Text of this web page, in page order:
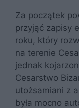
Za początek
przyjąć zapisy
roku, który
na terenie
jednak
Cesarstwo
utożsamiani z
była mocno